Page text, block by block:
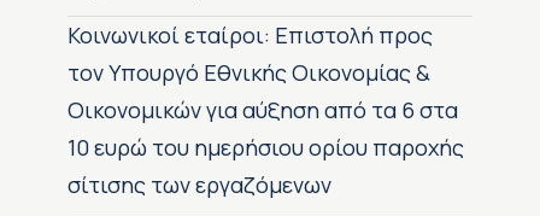
Κοινωνικοί εταίροι: Επιστολή προς
τον Υπουργό Εθνικής Οικονομίας &
Οικονομικών για αύξηση από τα 6 στα
10 ευρώ του ημερήσιου ορίου παροχής
σίτισης των εργαζόμενων